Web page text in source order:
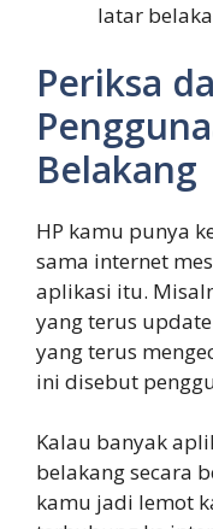
latar
Periksa
Belakang
HP kamu punya
sama internet
aplikasi itu.
yang terus
yang terus
ini disebut
Kalau banyak
belakang secara
kamu jadi lemot